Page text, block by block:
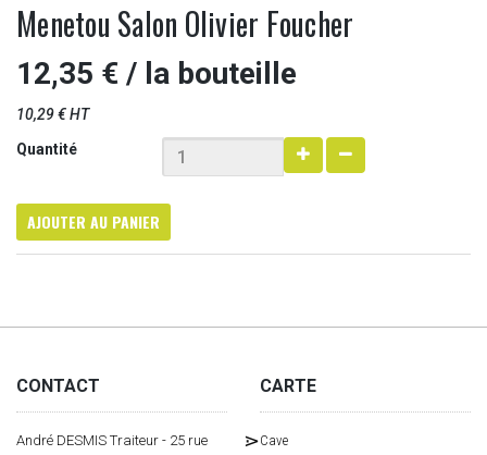
Menetou Salon Olivier Foucher
12,35 € / la bouteille
10,29 € HT
Quantité
AJOUTER AU PANIER
CONTACT
André DESMIS Traiteur - 25 rue
CARTE
Cave